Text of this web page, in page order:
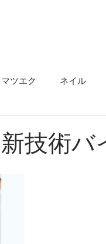
マツエク ネイル
技術